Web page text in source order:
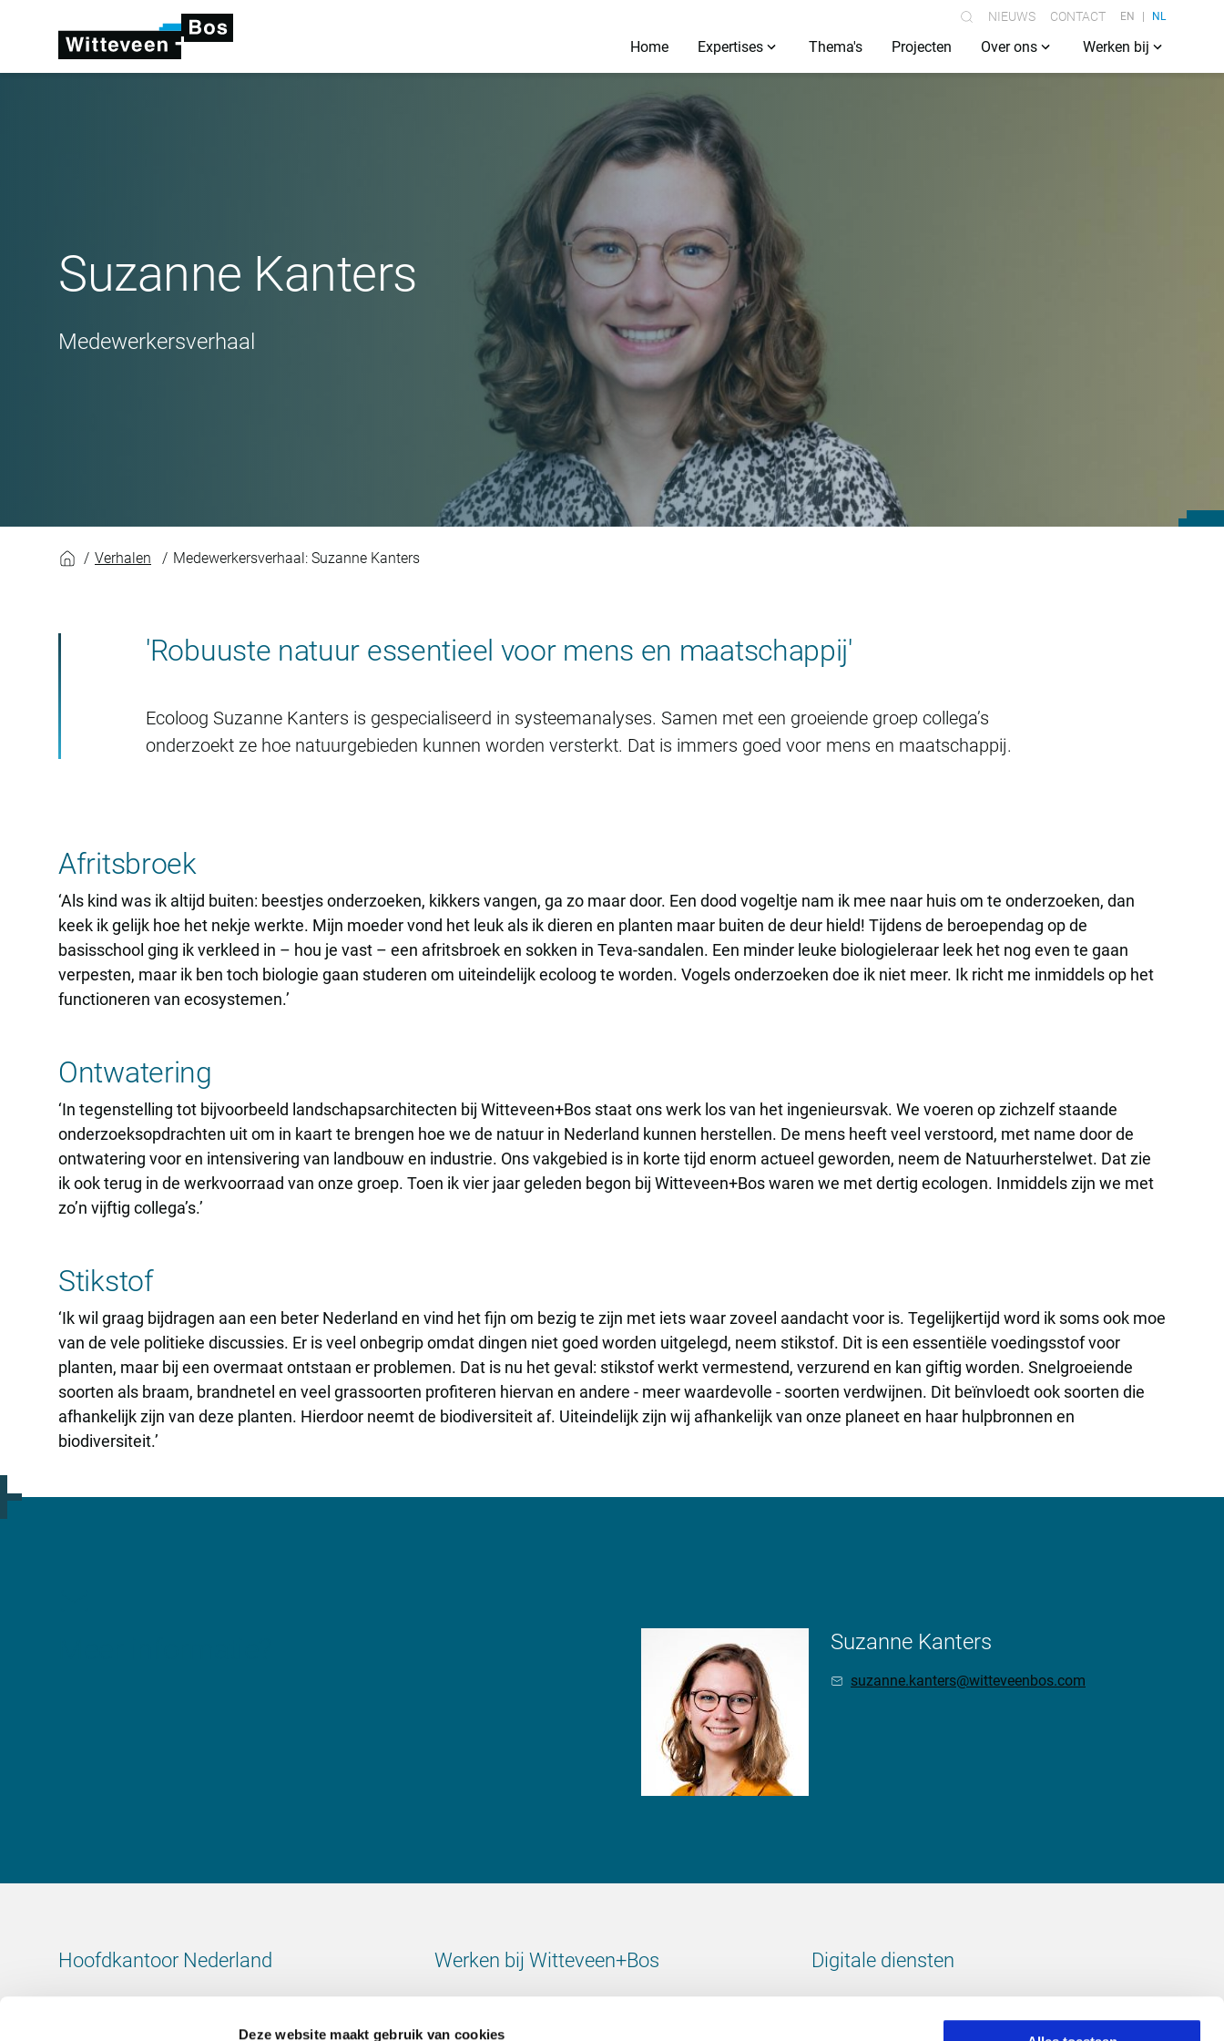
Deze website maakt gebruik van cookies
NIEUWS CONTACT EN NL
Home Expertises Thema's Projecten Over ons Werken bij
Suzanne Kanters
Medewerkersverhaal
Suzanne Kanters
Verhalen Medewerkersverhaal: Suzanne Kanters
'Robuuste natuur essentieel voor mens en maatschappij'
Ecoloog Suzanne Kanters is gespecialiseerd in systeemanalyses. Samen met een groeiende groep collega’s
onderzoekt ze hoe natuurgebieden kunnen worden versterkt. Dat is immers goed voor mens en maatschappij.
Afritsbroek
‘Als kind was ik altijd buiten: beestjes onderzoeken, kikkers vangen, ga zo maar door. Een dood vogeltje nam ik mee naar huis om te onderzoeken, dan
keek ik gelijk hoe het nekje werkte. Mijn moeder vond het leuk als ik dieren en planten maar buiten de deur hield! Tijdens de beroependag op de
basisschool ging ik verkleed in – hou je vast – een afritsbroek en sokken in Teva-sandalen. Een minder leuke biologieleraar leek het nog even te gaan
verpesten, maar ik ben toch biologie gaan studeren om uiteindelijk ecoloog te worden. Vogels onderzoeken doe ik niet meer. Ik richt me inmiddels op het
functioneren van ecosystemen.’
Ontwatering
‘In tegenstelling tot bijvoorbeeld landschapsarchitecten bij Witteveen+Bos staat ons werk los van het ingenieursvak. We voeren op zichzelf staande
onderzoeksopdrachten uit om in kaart te brengen hoe we de natuur in Nederland kunnen herstellen. De mens heeft veel verstoord, met name door de
ontwatering voor en intensivering van landbouw en industrie. Ons vakgebied is in korte tijd enorm actueel geworden, neem de Natuurherstelwet. Dat zie
ik ook terug in de werkvoorraad van onze groep. Toen ik vier jaar geleden begon bij Witteveen+Bos waren we met dertig ecologen. Inmiddels zijn we met
zo’n vijftig collega’s.’
Stikstof
‘Ik wil graag bijdragen aan een beter Nederland en vind het fijn om bezig te zijn met iets waar zoveel aandacht voor is. Tegelijkertijd word ik soms ook moe
van de vele politieke discussies. Er is veel onbegrip omdat dingen niet goed worden uitgelegd, neem stikstof. Dit is een essentiële voedingsstof voor
planten, maar bij een overmaat ontstaan er problemen. Dat is nu het geval: stikstof werkt vermestend, verzurend en kan giftig worden. Snelgroeiende
soorten als braam, brandnetel en veel grassoorten profiteren hiervan en andere - meer waardevolle - soorten verdwijnen. Dit beïnvloedt ook soorten die
afhankelijk zijn van deze planten. Hierdoor neemt de biodiversiteit af. Uiteindelijk zijn wij afhankelijk van onze planeet en haar hulpbronnen en
biodiversiteit.’
Suzanne Kanters
suzanne.kanters@witteveenbos.com
Hoofdkantoor Nederland Werken bij Witteveen+Bos Digitale diensten